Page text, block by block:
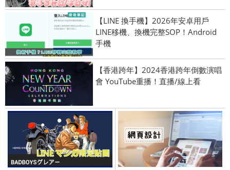
【LINE 換手機】2026年安卓用戶
LINE移機、換機完整SOP！Android
手機
【香港跨年】2024香港跨年倒數演唱
會 YouTube重播！直播/線上看